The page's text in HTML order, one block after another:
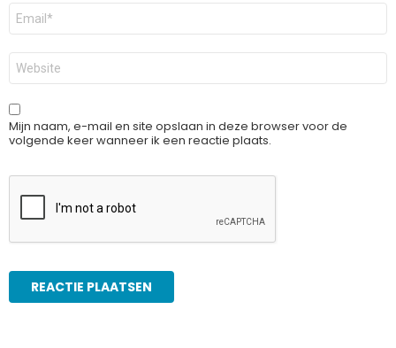
E-
mail
*
Site
Mijn naam, e-mail en site opslaan in deze browser voor de
volgende keer wanneer ik een reactie plaats.